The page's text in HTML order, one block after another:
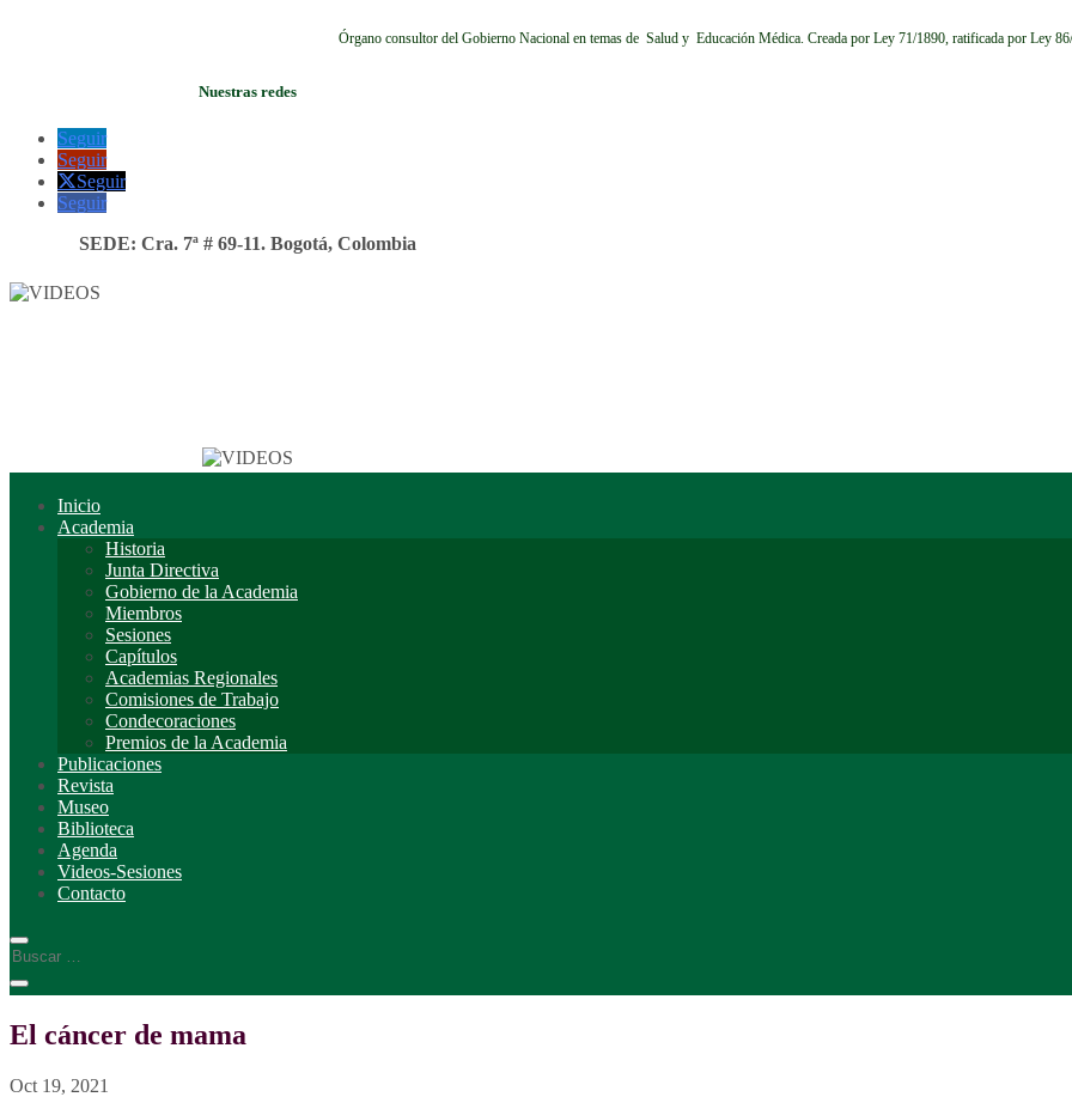
Órgano consultor del Gobierno Nacional en temas de Salud y Educación Médica. Creada por Ley 71/1890, ratificada por Ley
Nuestras redes
Seguir
Seguir
Seguir
Seguir
SEDE: Cra. 7ª # 69-11. Bogotá, Colombia
Inicio
Academia
Historia
Junta Directiva
Gobierno de la Academia
Miembros
Sesiones
Capítulos
Academias Regionales
Comisiones de Trabajo
Condecoraciones
Premios de la Academia
Publicaciones
Revista
Museo
Biblioteca
Agenda
Videos-Sesiones
Contacto
El cáncer de mama
Oct 19, 2021